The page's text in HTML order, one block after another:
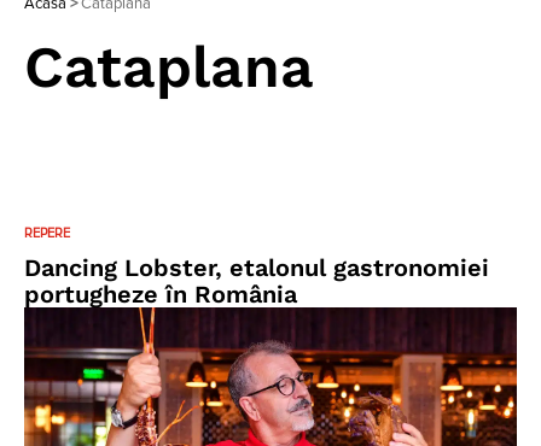
Acasa >Cataplana
Cataplana
REPERE
Dancing Lobster, etalonul gastronomiei
portugheze în România